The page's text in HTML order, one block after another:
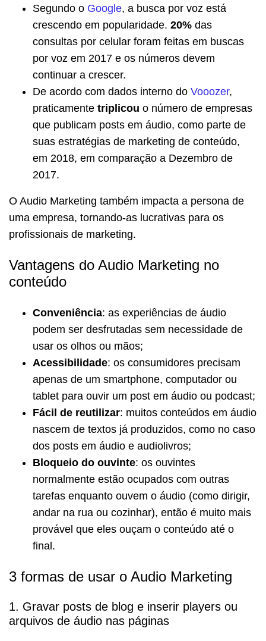
Segundo o Google, a busca por voz está
crescendo em popularidade. 20% das
consultas por celular foram feitas em buscas
por voz em 2017 e os números devem
continuar a crescer.
De acordo com dados interno do Vooozer,
praticamente triplicou o número de empresas
que publicam posts em áudio, como parte de
suas estratégias de marketing de conteúdo,
em 2018, em comparação a Dezembro de
2017.
O Audio Marketing também impacta a persona de
uma empresa, tornando-as lucrativas para os
profissionais de marketing.
Vantagens do Audio Marketing no
conteúdo
Conveniência: as experiências de áudio
podem ser desfrutadas sem necessidade de
usar os olhos ou mãos;
Acessibilidade: os consumidores precisam
apenas de um smartphone, computador ou
tablet para ouvir um post em áudio ou podcast;
Fácil de reutilizar: muitos conteúdos em áudio
nascem de textos já produzidos, como no caso
dos posts em áudio e audiolivros;
Bloqueio do ouvinte: os ouvintes
normalmente estão ocupados com outras
tarefas enquanto ouvem o áudio (como dirigir,
andar na rua ou cozinhar), então é muito mais
provável que eles ouçam o conteúdo até o
final.
3 formas de usar o Audio Marketing
1. Gravar posts de blog e inserir players ou
arquivos de áudio nas páginas